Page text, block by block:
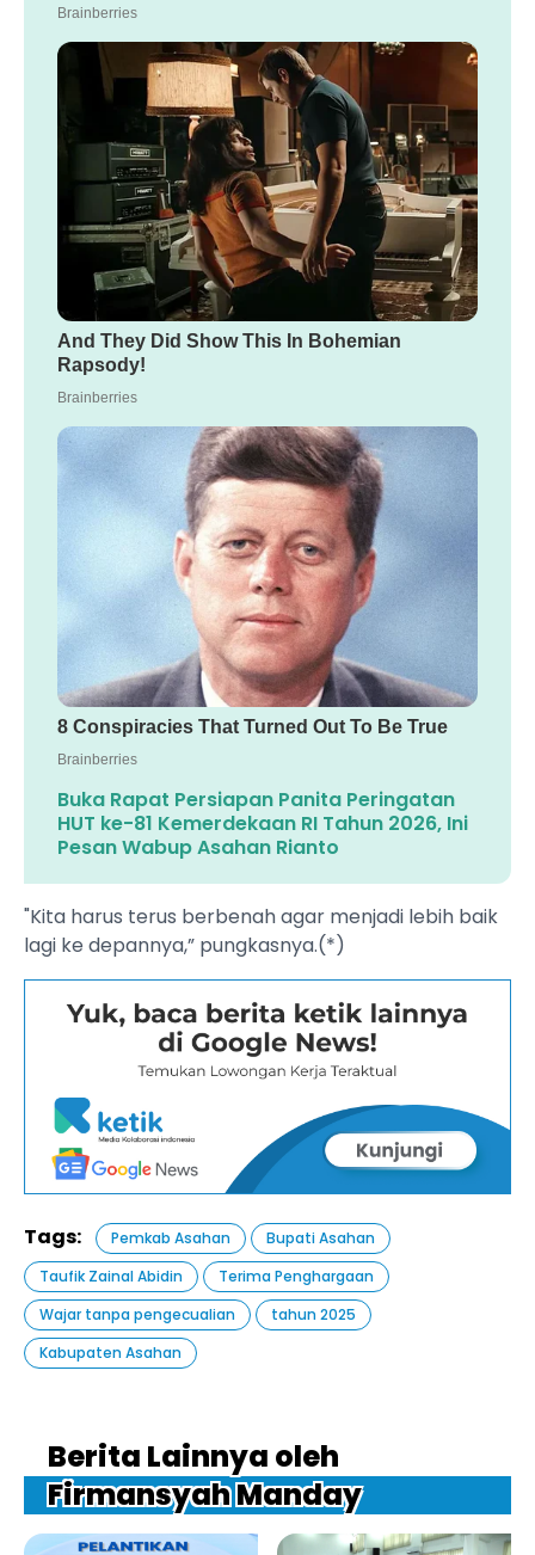
Buka Rapat Persiapan Panita Peringatan
HUT ke-81 Kemerdekaan RI Tahun 2026, Ini
Pesan Wabup Asahan Rianto
"Kita harus terus berbenah agar menjadi lebih baik
lagi ke depannya,” pungkasnya.(*)
Tags: Pemkab Asahan
Bupati Asahan
Taufik Zainal Abidin
Terima Penghargaan
Wajar tanpa pengecualian
tahun 2025
Kabupaten Asahan
Berita Lainnya oleh
Firmansyah Manday